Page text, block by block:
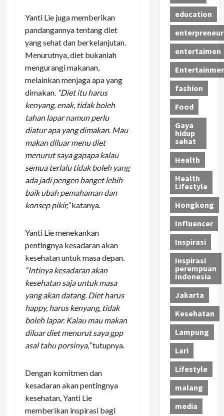
Yanti Lie juga memberikan
pandangannya tentang diet
yang sehat dan berkelanjutan.
Menurutnya, diet bukanlah
mengurangi makanan,
melainkan menjaga apa yang
dimakan. “Diet itu harus
kenyang, enak, tidak boleh
tahan lapar namun perlu
diatur apa yang dimakan. Mau
makan diluar menu diet
menurut saya gapapa kalau
semua terlalu tidak boleh yang
ada jadi pengen banget lebih
baik ubah pemahaman dan
konsep pikir,”katanya.
Yanti Lie menekankan
pentingnya kesadaran akan
kesehatan untuk masa depan.
“Intinya kesadaran akan
kesehatan saja untuk masa
yang akan datang. Diet harus
happy, harus kenyang, tidak
boleh lapar. Kalau mau makan
diluar diet menurut saya gpp
asal tahu porsinya,”tutupnya.
Dengan komitmen dan
kesadaran akan pentingnya
kesehatan, Yanti Lie
memberikan inspirasi bagi
education
enterpreneur
entertaimen
fashion
Food
Gaya
hidup
sehat
Health
Health
Lifestyle
Hongkong
Influencer
Inspirasi
Inspirasi
perempuan
Indonesia
Jakarta
Kesehatan
Lampung
Lari
Lifestyle
malang
media